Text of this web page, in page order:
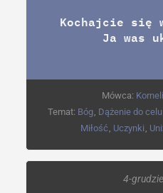
Kochajcie się
Ja was
Mówca:
Temat: Bóg Dążenie do celu
Miłość Uczynki
4-